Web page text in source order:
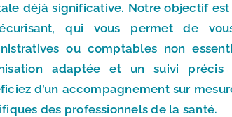
déjà significative. Notre objectif
qui vous permet de
ou comptables non
adaptée et un suivi précis
d’un accompagnement sur
des professionnels de la santé.